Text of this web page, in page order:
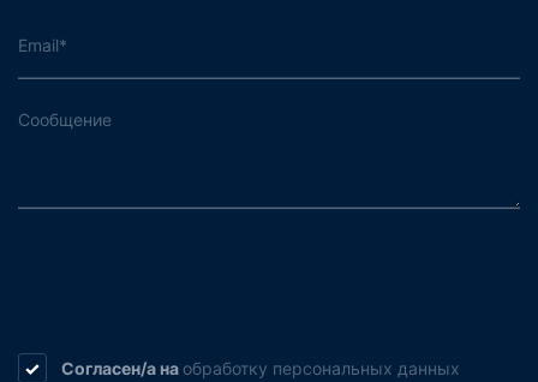
Согласен/а на обработку персональных данных